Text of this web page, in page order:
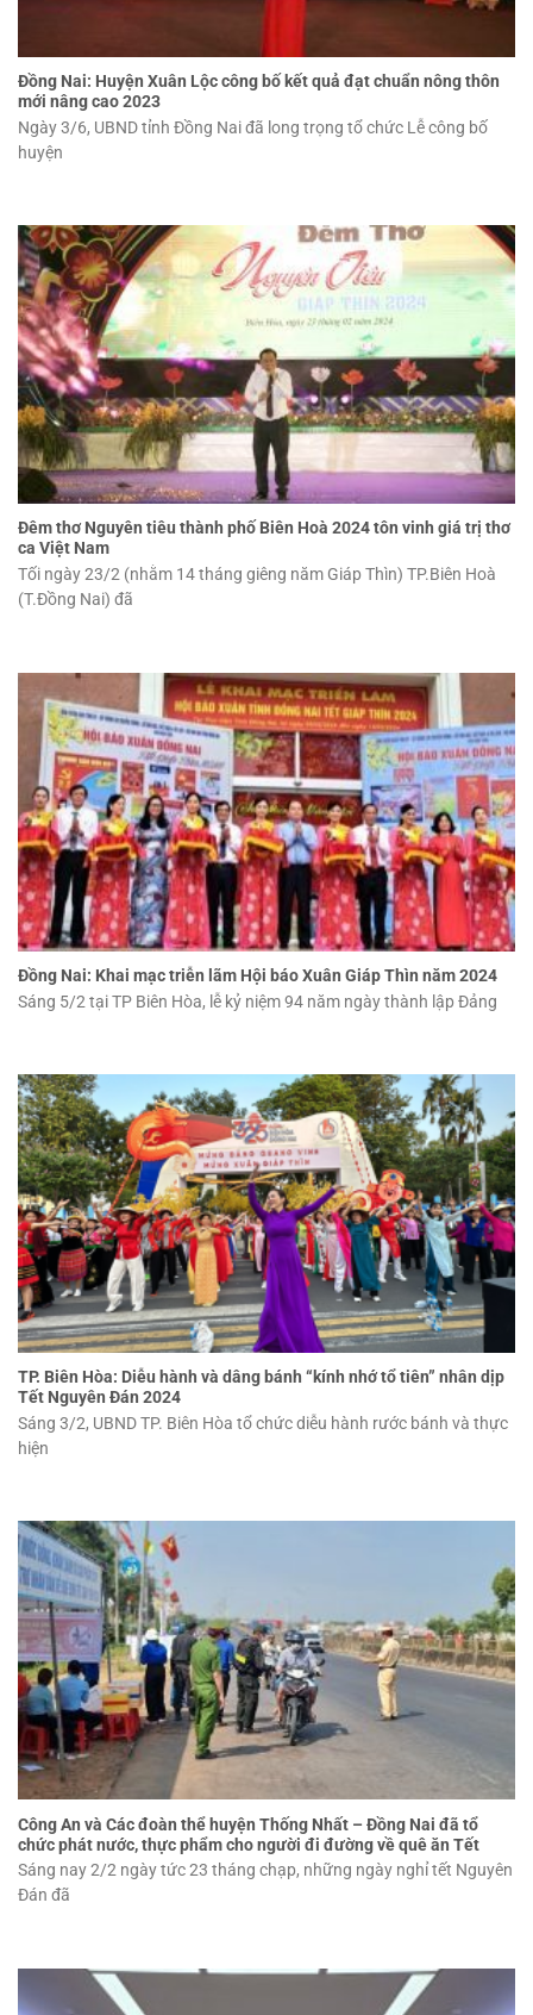
Đồng Nai: Huyện Xuân Lộc công bố kết quả đạt chuẩn nông thôn
mới nâng cao 2023
Ngày 3/6, UBND tỉnh Đồng Nai đã long trọng tổ chức Lễ công bố
huyện
Đêm thơ Nguyên tiêu thành phố Biên Hoà 2024 tôn vinh giá trị thơ
ca Việt Nam
Tối ngày 23/2 (nhằm 14 tháng giêng năm Giáp Thìn) TP.Biên Hoà
(T.Đồng Nai) đã
Đồng Nai: Khai mạc triễn lãm Hội báo Xuân Giáp Thìn năm 2024
Sáng 5/2 tại TP Biên Hòa, lễ kỷ niệm 94 năm ngày thành lập Đảng
TP. Biên Hòa: Diễu hành và dâng bánh “kính nhớ tổ tiên” nhân dịp
Tết Nguyên Đán 2024
Sáng 3/2, UBND TP. Biên Hòa tổ chức diễu hành rước bánh và thực
hiện
Công An và Các đoàn thể huyện Thống Nhất – Đồng Nai đã tổ
chức phát nước, thực phẩm cho người đi đường về quê ăn Tết
Sáng nay 2/2 ngày tức 23 tháng chạp, những ngày nghỉ tết Nguyên
Đán đã